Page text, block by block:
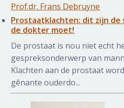
Prof.dr. Frans Debruyne
Prostaatklachten: dit zijn de
de dokter moet!
De prostaat is nou niet echt
gespreksonderwerp van
Klachten aan de prostaat
gênante ouderdo...